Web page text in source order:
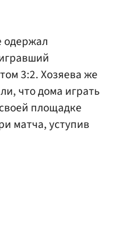
одержал
3:2. Хозяева же
что дома играть
площадке
матча, уступив